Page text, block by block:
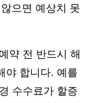
으면 예상치 못
약 전 반드시 해
야 합니다. 예를
수수료가 할증